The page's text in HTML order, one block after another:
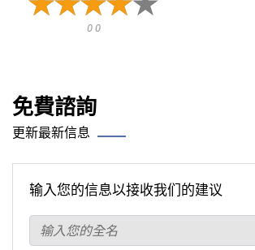
0 0
免費諮詢
更新最新信息
输入您的信息以接收我们的建议